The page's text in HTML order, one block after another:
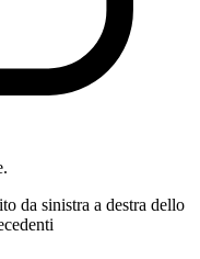
da sinistra a destra dello